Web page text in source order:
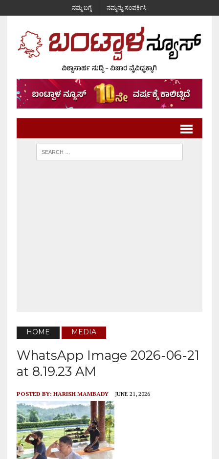
ನಮ್ಮ ಬಗ್ಗೆ ನಮ್ಮನ್ನು ಸಂಪರ್ಕಿಸಿ
HOME MEDIA
WhatsApp Image 2026-06-21
at 8.19.23 AM
POSTED BY: HARISH MAMBADY JUNE 21, 2026